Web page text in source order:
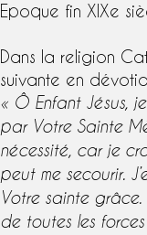
Epoque fin XIXe
Dans la religion
suivante en
« Ô Enfant Jésus,
par Votre Sainte
nécessité, car je
peut me secourir.
Votre sainte
de toutes les